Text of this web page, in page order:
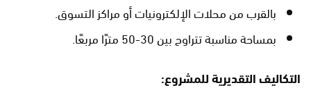
بالقرب من محلات الإلكترونيات أو مراكز التسوق.
بمساحة مناسبة تتراوح بين 30-50 مترًا مربعًا.
التكاليف التقديرية للمشروع: